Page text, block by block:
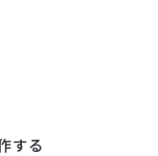
する